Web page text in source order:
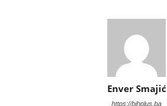
Enver Smajić
https://bihplus.ba